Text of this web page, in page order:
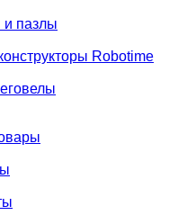
и пазлы
Robotime